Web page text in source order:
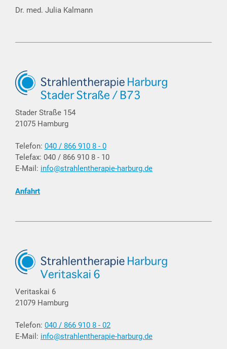
Dr. med. Julia Kalmann
Stader Straße 154
21075 Hamburg
Telefon: 040 / 866 910 8 - 0
Telefax: 040 / 866 910 8 - 10
E-Mail: info@strahlentherapie-harburg.de
Anfahrt
Veritaskai 6
21079 Hamburg
Telefon: 040 / 866 910 8 - 02
E-Mail: info@strahlentherapie-harburg.de